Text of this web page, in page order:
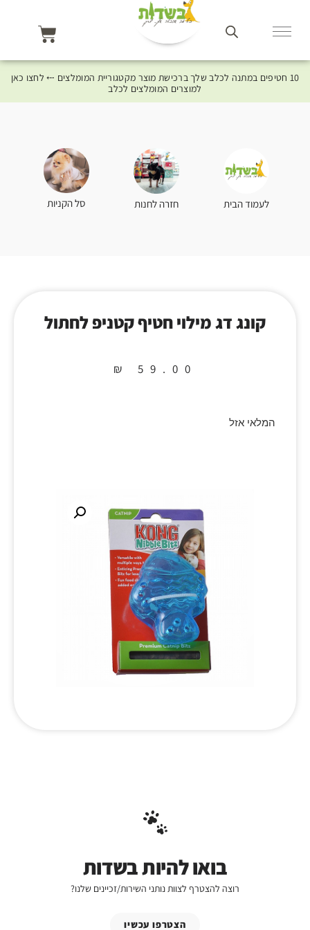
10 חטיפים במתנה לכלב שלך ברכישת מוצר מקטגוריית המומלצים ⤎ לחצו כאן
למוצרים המומלצים לכלב
לעמוד הבית חזרה לחנות סל הקניות
קונג דג מילוי חטיף קטניפ לחתול
₪ 59.00
המלאי אזל
בואו להיות בשדות
רוצה להצטרף לצוות נותני השירות/זכיינים שלנו?
הצטרפו עכשיו